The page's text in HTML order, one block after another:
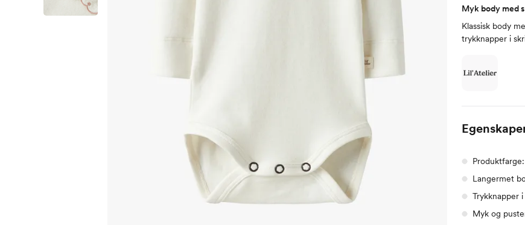
Myk body med
Klassisk body
trykknapper i
Langermet
Trykknapper
Myk og